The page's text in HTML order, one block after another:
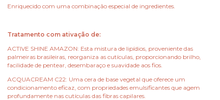
Enriquecido com uma combinação especial de ingredientes.
Tratamento com ativação de:
ACTIVE SHINE AMAZON: Esta mistura de lipídios, proveniente das
palmeiras brasileiras, reorganiza as cutículas, proporcionando brilho,
facilidade de pentear, desembaraço e suavidade aos fios.
ACQUACREAM C22: Uma cera de base vegetal que oferece um
condicionamento eficaz, com propriedades emulsificantes que agem
profundamente nas cutículas das fibras capilares.